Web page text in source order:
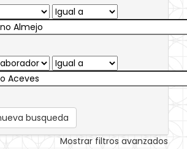
busqueda
Mostrar filtros avanzados